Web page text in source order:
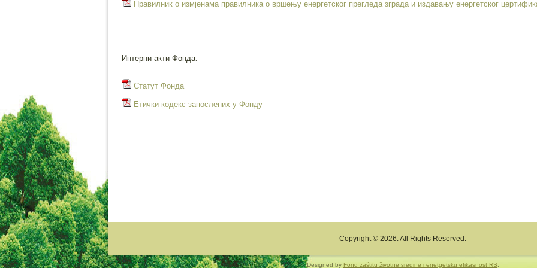
Правилник о измјенама правилника о вршењу енергетског прегледа зграда и издавању енергетског
Интерни акти Фонда:
Статут Фонда
Етички кодекс запослених у Фонду
Copyright © 2026. All Rights Reserved.
Designed by Fond zaštitu životne sredine i enetgetsku efikasnost RS.